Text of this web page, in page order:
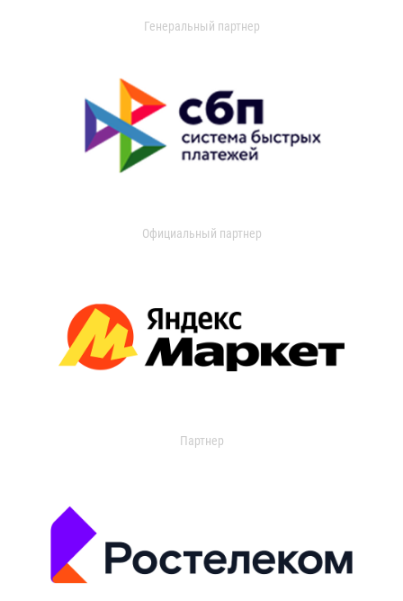
Генеральный партнер
Официальный партнер
Партнер